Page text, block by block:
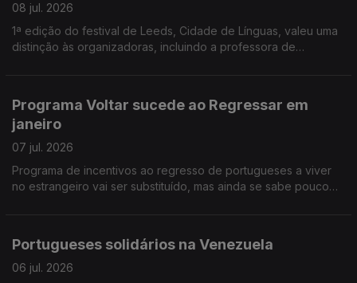
08 jul. 2026
1ª edição do festival de Leeds, Cidade de Línguas, valeu uma
distinção às organizadoras, incluindo a professora de
Programa Voltar sucede ao Regressar em
janeiro
07 jul. 2026
Programa de incentivos ao regresso de portugueses a viver
no estrangeiro vai ser substituído, mas ainda se sabe pouco
Portugueses solidários na Venezuela
06 jul. 2026